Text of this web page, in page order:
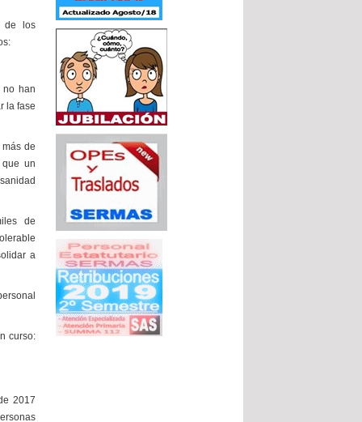
de los
no han
la fase
de
un
de
a
curso:
2017